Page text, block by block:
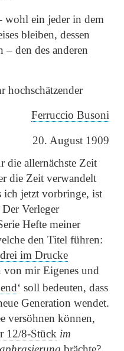
ein jeder in dem
bleiben, dessen
den des anderen
hochschätzender
Ferruccio Busoni
20. August 1909
die allernächste Zeit
die Zeit verwandelt
ich jetzt vorbringe, ist
Verleger
Hefte meiner
den Titel führen:
im Drucke
von mir Eigenes und
‘ soll bedeuten, dass
Generation wendet.
versöhnen können,
12/8-Stück im